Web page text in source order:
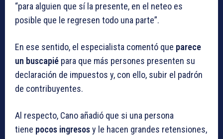
“para alguien que sí la presente, en el neteo es
posible que le regresen todo una parte”.
En ese sentido, el especialista comentó que parece
un buscapié para que más persones presenten su
declaración de impuestos y, con ello, subir el padrón
de contribuyentes.
Al respecto, Cano añadió que si una persona
tiene pocos ingresosy le hacen grandes retensiones,